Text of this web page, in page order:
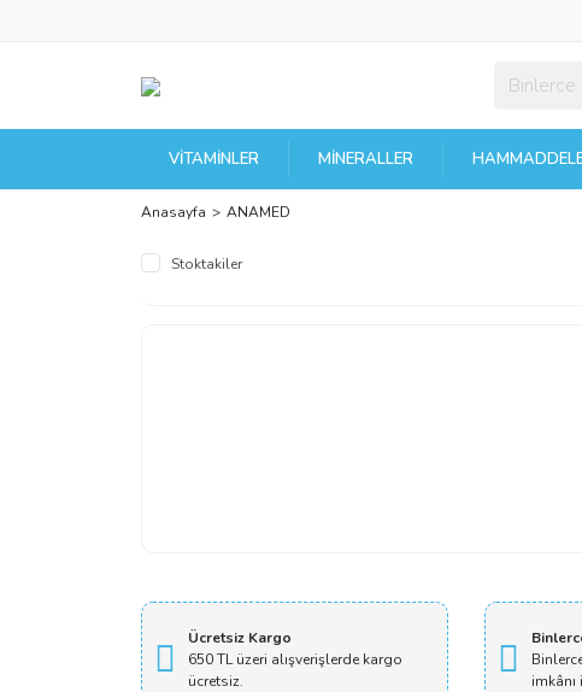
VITAMINLER MINERALLER
Anasayfa ANAMED
Stoktakiler
Ücretsiz Kargo
650 TL üzeri alışverişlerde kargo
ücretsiz.